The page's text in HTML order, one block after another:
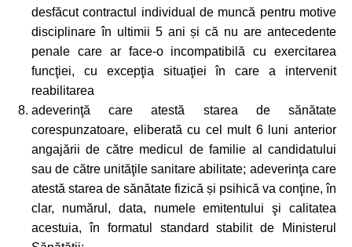
desfăcut contractul individual de muncă pentru motive
disciplinare în ultimii 5 ani și că nu are antecedente
penale care ar face-o incompatibilă cu exercitarea
funcţiei, cu excepţia situaţiei în care a intervenit
reabilitarea
adeverinţă care atestă starea de sănătate
corespunzatoare, eliberată cu cel mult 6 luni anterior
angajării de către medicul de familie al candidatului
sau de către unităţile sanitare abilitate; adeverinţa care
atestă starea de sănătate fizică și psihică va conţine, în
clar, numărul, data, numele emitentului şi calitatea
acestuia, în formatul standard stabilit de Ministerul